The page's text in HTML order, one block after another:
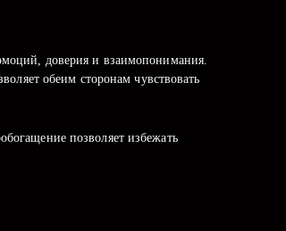
доверия и взаимопонимания.
обеим сторонам чувствовать
позволяет избежать